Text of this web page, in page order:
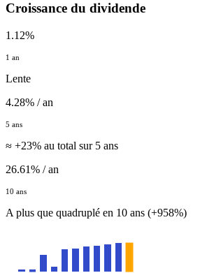
Croissance du dividende
1.12%
1 an
Lente
4.28% / an
5 ans
≈ +23% au total sur 5 ans
26.61% / an
10 ans
A plus que quadruplé en 10 ans (+958%)